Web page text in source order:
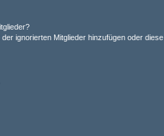
ignorierten Mitglieder hinzufügen oder diese